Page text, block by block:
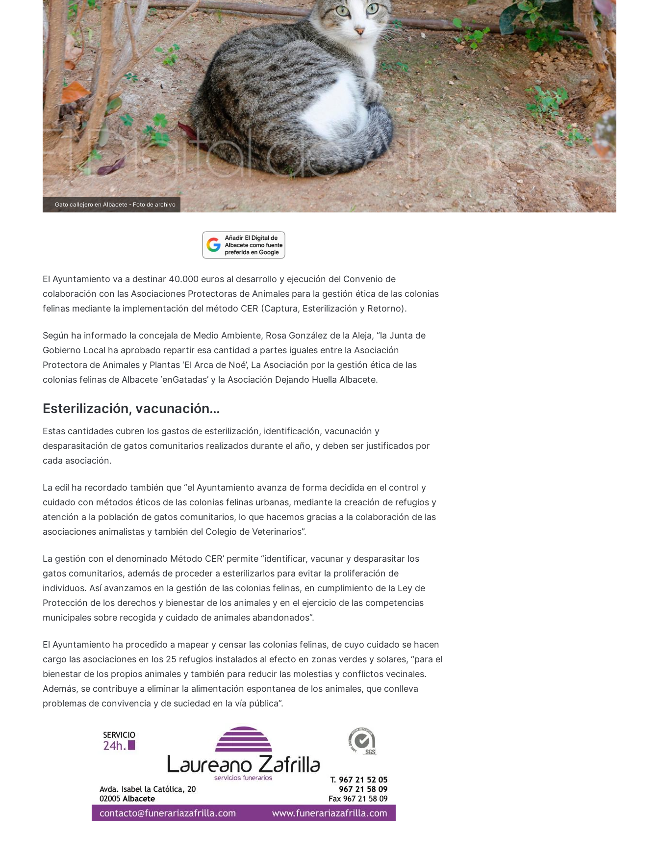
Gato callejero en Albacete - Foto de archivo
El Ayuntamiento va a destinar 40.000 euros al desarrollo y ejecución del Convenio de
colaboración con las Asociaciones Protectoras de Animales para la gestión ética de las colonias
felinas mediante la implementación del método CER (Captura, Esterilización y Retorno).
Según ha informado la concejala de Medio Ambiente, Rosa González de la Aleja, “la Junta de
Gobierno Local ha aprobado repartir esa cantidad a partes iguales entre la Asociación
Protectora de Animales y Plantas ‘El Arca de Noé’, La Asociación por la gestión ética de las
colonias felinas de Albacete ‘enGatadas’ y la Asociación Dejando Huella Albacete.
Esterilización, vacunación…
Estas cantidades cubren los gastos de esterilización, identificación, vacunación y
desparasitación de gatos comunitarios realizados durante el año, y deben ser justificados por
cada asociación.
La edil ha recordado también que “el Ayuntamiento avanza de forma decidida en el control y
cuidado con métodos éticos de las colonias felinas urbanas, mediante la creación de refugios y
atención a la población de gatos comunitarios, lo que hacemos gracias a la colaboración de las
asociaciones animalistas y también del Colegio de Veterinarios”.
La gestión con el denominado Método CER’ permite “identificar, vacunar y desparasitar los
gatos comunitarios, además de proceder a esterilizarlos para evitar la proliferación de
individuos. Así avanzamos en la gestión de las colonias felinas, en cumplimiento de la Ley de
Protección de los derechos y bienestar de los animales y en el ejercicio de las competencias
municipales sobre recogida y cuidado de animales abandonados”.
El Ayuntamiento ha procedido a mapear y censar las colonias felinas, de cuyo cuidado se hacen
cargo las asociaciones en los 25 refugios instalados al efecto en zonas verdes y solares, “para el
bienestar de los propios animales y también para reducir las molestias y conflictos vecinales.
Además, se contribuye a eliminar la alimentación espontanea de los animales, que conlleva
problemas de convivencia y de suciedad en la vía pública”.